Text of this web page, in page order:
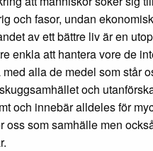
och fasor, undan
av ett bättre liv är en
enkla att hantera vore de
alla de medel som står
och
och innebär alldeles för
oss som samhälle men